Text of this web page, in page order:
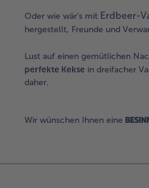
Oder wie wär’s mit Erdbeer-
hergestellt, Freunde und
Lust auf einen gemütlichen
perfekte Kekse in dreifacher
daher.
Wir wünschen Ihnen eine